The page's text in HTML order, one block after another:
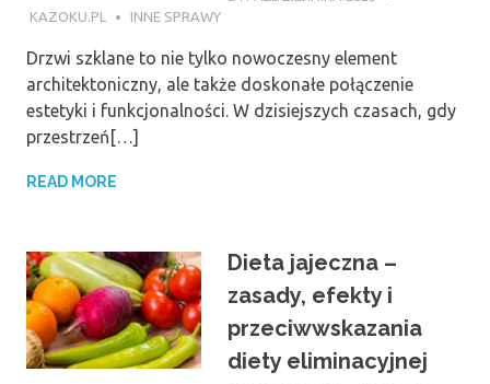
KAZOKU.PL
INNE SPRAWY
Drzwi szklane to nie tylko nowoczesny element
architektoniczny, ale także doskonałe połączenie
estetyki i funkcjonalności. W dzisiejszych czasach, gdy
przestrzeń[…]
READ MORE
Dieta jajeczna –
zasady, efekty i
przeciwwskazania
diety eliminacyjnej